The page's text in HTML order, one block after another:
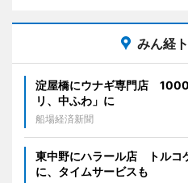
みん経
淀屋橋にウナギ専門店
リ、中ふわ」に
船場経済新聞
東中野にハラール店 トルコ
に、タイムサービスも